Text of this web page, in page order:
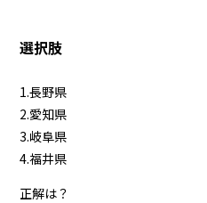
選択肢
1.長野県
2.愛知県
3.岐阜県
4.福井県
正解は？